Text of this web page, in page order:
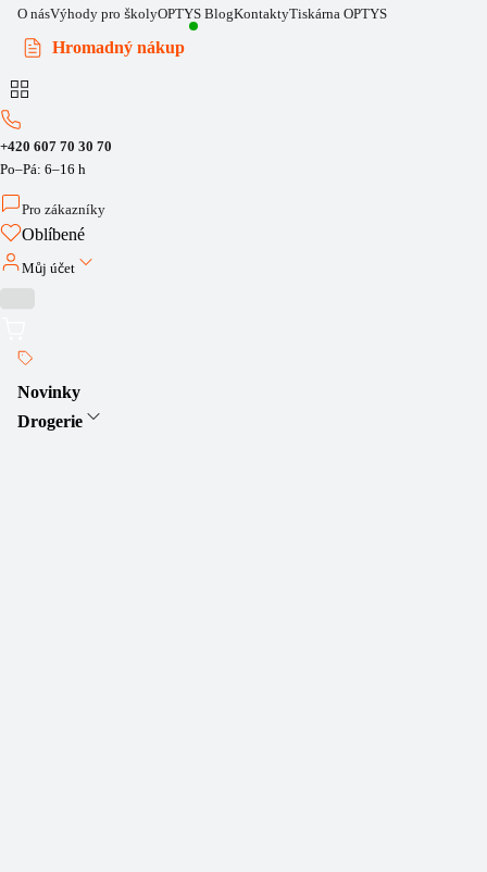
O násVýhody pro školyOPTYS BlogKontaktyTiskárna OPTYS
Hromadný nákup
+420 607 70 30 70
Po–Pá: 6–16 h
Pro zákazníky
Oblíbené
Můj účet
Novinky
Drogerie